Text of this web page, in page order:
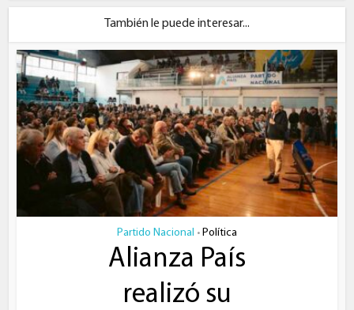
También le puede interesar...
Partido Nacional • Política
Alianza País
realizó su